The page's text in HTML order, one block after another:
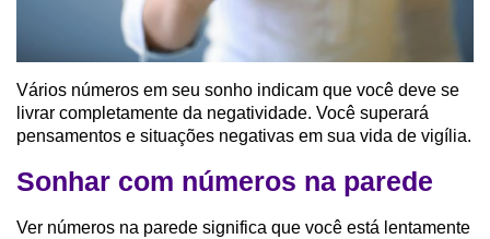
Vários números em seu sonho indicam que você deve se
livrar completamente da negatividade. Você superará
pensamentos e situações negativas em sua vida de vigília.
Sonhar com números na parede
Ver números na parede significa que você está lentamente